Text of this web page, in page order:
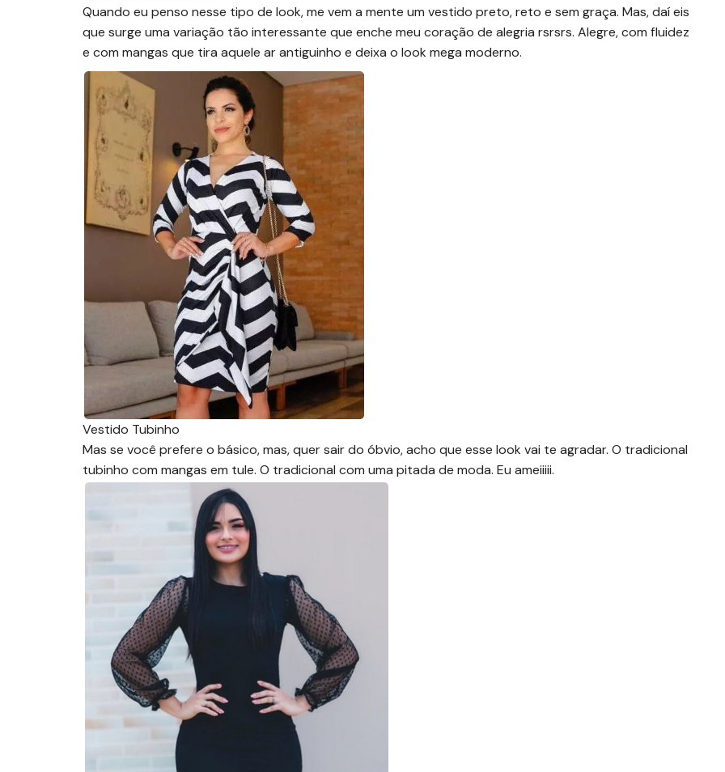
Quando eu penso nesse tipo de look, me vem a mente um vestido preto, reto e sem graça. Mas, daí eis
que surge uma variação tão interessante que enche meu coração de alegria rsrsrs. Alegre, com fluidez
e com mangas que tira aquele ar antiguinho e deixa o look mega moderno.
Vestido Tubinho
Mas se você prefere o básico, mas, quer sair do óbvio, acho que esse look vai te agradar. O tradicional
tubinho com mangas em tule. O tradicional com uma pitada de moda. Eu ameiiiii.